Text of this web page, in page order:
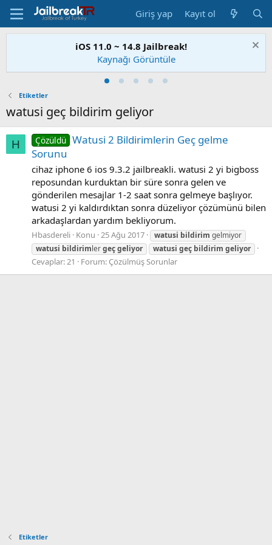
Giriş yap Kayıt ol
iOS 11.0 ~ 14.8 Jailbreak!
Kaynağı Görüntüle
Etiketler
watusi geç bildirim geliyor
H Çözüldü Watusi 2 Bildirimlerin Geç gelme
Sorunu
cihaz iphone 6 ios 9.3.2 jailbreakli. watusi 2 yi bigboss
reposundan kurduktan bir süre sonra gelen ve
gönderilen mesajlar 1-2 saat sonra gelmeye başlıyor.
watusi 2 yi kaldırdıktan sonra düzeliyor çözümünü bilen
arkadaşlardan yardım bekliyorum.
Hbasdereli Konu 25 Ağu 2017 watusi bildirim gelmiyor
watusi bildirimlergeçgeliyor watusi geç bildirim geliyor
Cevaplar: 21 Forum: Çözülmüş Sorunlar
Etiketler